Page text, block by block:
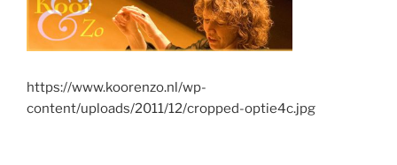
https://www.koorenzo.nl/wp-
content/uploads/2011/12/cropped-optie4c.jpg